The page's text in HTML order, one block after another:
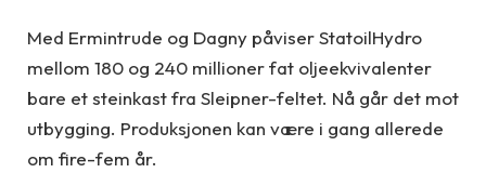
Med Ermintrude og Dagny påviser StatoilHydro
mellom 180 og 240 millioner fat oljeekvivalenter
bare et steinkast fra Sleipner-feltet. Nå går det mot
utbygging. Produksjonen kan være i gang allerede
om fire-fem år.